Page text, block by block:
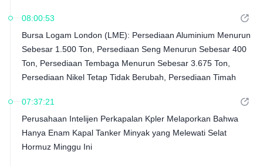
08:00:53
Bursa Logam London (LME): Persediaan Aluminium Menurun
Sebesar 1.500 Ton, Persediaan Seng Menurun Sebesar 400
Ton, Persediaan Tembaga Menurun Sebesar 3.675 Ton,
Persediaan Nikel Tetap Tidak Berubah, Persediaan Timah
Sebesar 3.850 Ton
07:37:21
Perusahaan Intelijen Perkapalan Kpler Melaporkan Bahwa
Hanya Enam Kapal Tanker Minyak yang Melewati Selat
Hormuz Minggu Ini